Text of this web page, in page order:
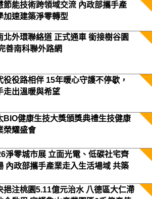
節能技術跨領域交流 內政部攜手產
加速建築淨零轉型
北外環聯絡道 正式通車 銜接樹谷園
善南科聯外路網
役役路相伴 15年暖心守護不停歇，
走出溫暖與希望
BIO健康生技大獎頒獎典禮生技健康
榮耀盛會
淨零城市展 立面光電、低碳社宅齊
內政部攜手產業走入生活場域 共築
挹注桃園5.11億元治水 八德區大仁滯